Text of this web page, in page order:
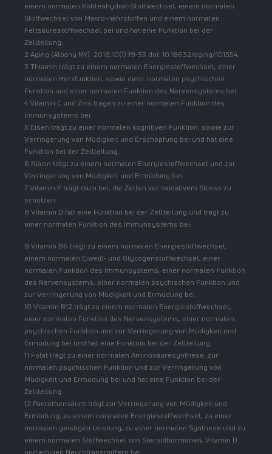
einem normalen Kohlenhydrat-Stoffwechsel, einem normalen
Stoffwechsel von Makro-nährstoffen und einem normalen
Fettsäurestoffwechsel bei und hat eine Funktion bei der
Zellteilung.
2 Aging (Albany NY). 2018;10(1):19-33 doi: 10.18632/aging/101354.
3 Thiamin trägt zu einem normalen Energiestoffwechsel, einer
normalen Herzfunktion, sowie einer normalen psychischen
Funktion und einer normalen Funktion des Nervensystems bei.
4 Vitamin C und Zink tragen zu einer normalen Funktion des
Immunsystems bei.
5 Eisen trägt zu einer normalen kognitiven Funktion, sowie zur
Verringerung von Müdigkeit und Erschöpfung bei und hat eine
Funktion bei der Zellteilung.
6 Niacin trägt zu einem normalen Energiestoffwechsel und zur
Verringerung von Müdigkeit und Ermüdung bei.
7 Vitamin E trägt dazu bei, die Zellen vor oxidativem Stress zu
schützen.
8 Vitamin D hat eine Funktion bei der Zellteilung und trägt zu
einer normalen Funktion des Immunsystems bei.
9 Vitamin B6 trägt zu einem normalen Energiestoffwechsel,
einem normalen Eiweiß- und Glycogenstoffwechsel, einer
normalen Funktion des Immunsystems, einer normalen Funktion
des Nervensystems, einer normalen psychischen Funktion und
zur Verringerung von Müdigkeit und Ermüdung bei.
10 Vitamin B12 trägt zu einem normalen Energiestoffwechsel,
einer normalen Funktion des Nervensystems, einer normalen
psychischen Funktion und zur Verringerung von Müdigkeit und
Ermüdung bei und hat eine Funktion bei der Zellteilung.
11 Folat trägt zu einer normalen Aminosäuresynthese, zur
normalen psychischen Funktion und zur Verringerung von
Müdigkeit und Ermüdung bei und hat eine Funktion bei der
Zellteilung.
12 Pantothensäure trägt zur Verringerung von Müdigkeit und
Ermüdung, zu einem normalen Energiestoffwechsel, zu einer
normalen geistigen Leistung, zu einer normalen Synthese und zu
einem normalen Stoffwechsel von Steroidhormonen, Vitamin D